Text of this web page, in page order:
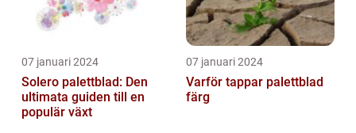
07 januari 2024
Solero palettblad: Den
ultimata guiden till en
populär växt
07 januari 2024
Varför tappar palettblad
färg